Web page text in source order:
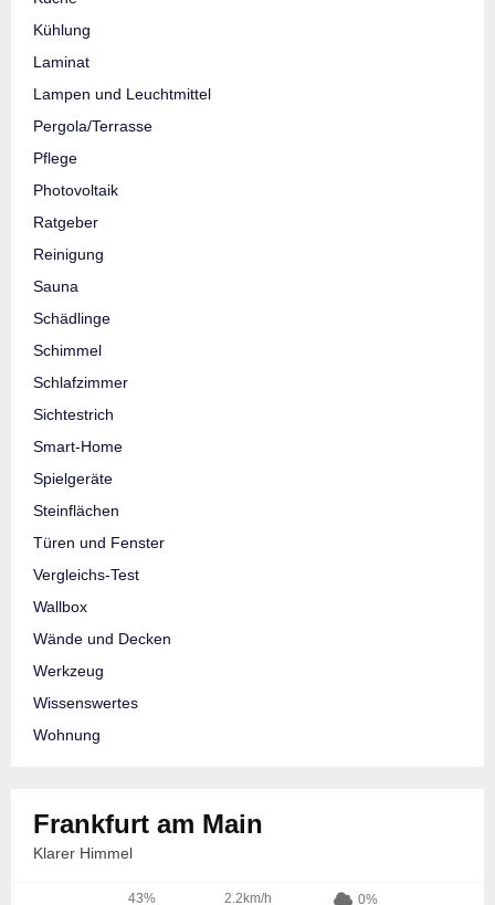
Kühlung
Laminat
Lampen und Leuchtmittel
Pergola/Terrasse
Pflege
Photovoltaik
Ratgeber
Reinigung
Sauna
Schädlinge
Schimmel
Schlafzimmer
Sichtestrich
Smart-Home
Spielgeräte
Steinflächen
Türen und Fenster
Vergleichs-Test
Wallbox
Wände und Decken
Werkzeug
Wissenswertes
Wohnung
Frankfurt am Main
Klarer Himmel
43% 2.2km/h 0%